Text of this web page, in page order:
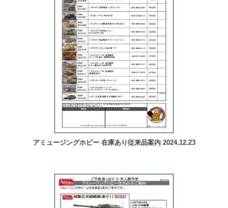
アミュージングホビー 在庫あり従来品案内 2024.12.23